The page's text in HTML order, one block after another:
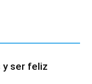
y ser feliz